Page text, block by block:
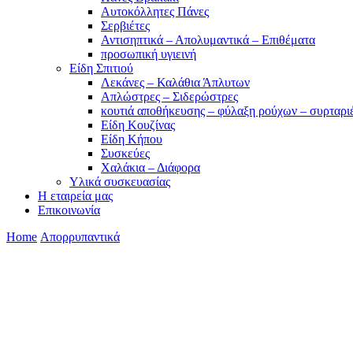
Αυτοκόλλητες Πάνες
Σερβιέτες
Αντισηπτικά – Απολυμαντικά – Επιθέματα
προσωπική υγιεινή
Είδη Σπιτιού
Λεκάνες – Καλάθια Άπλυτων
Απλώστρες – Σιδερώστρες
κουτιά αποθήκευσης – φύλαξη ρούχων –
Είδη Κουζίνας
Είδη Κήπου
Συσκεύες
Χαλάκια – Διάφορα
Yλικά συσκευασίας
Η εταιρεία μας
Επικοινωνία
Home Απορρυπαντικά